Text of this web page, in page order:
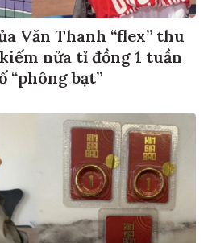
Văn Thanh “flex” thu
nửa tỉ đồng 1 tuần
“phông bạt”